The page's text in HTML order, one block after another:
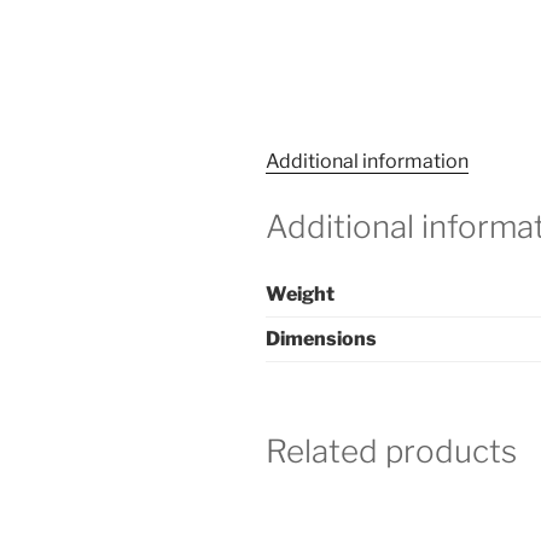
Additional information
Additional
Weight
Dimensions
Related products